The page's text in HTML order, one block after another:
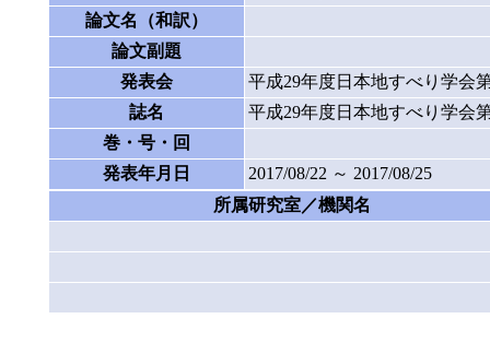
論文名（和訳）
論文副題
発表会
平成29年度日本地すべり学会
誌名
平成29年度日本地すべり学会
巻・号・回
発表年月日
2017/08/22 ～ 2017/08/25
所属研究室／機関名